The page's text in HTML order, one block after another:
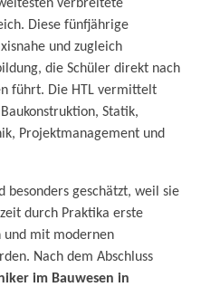
verbreitete
Diese fünfjährige
und zugleich
die Schüler direkt nach
führt. Die HTL vermittelt
Statik,
Projektmanagement und
besonders geschätzt, weil sie
durch Praktika erste
und mit modernen
Nach dem Abschluss
im Bauwesen in